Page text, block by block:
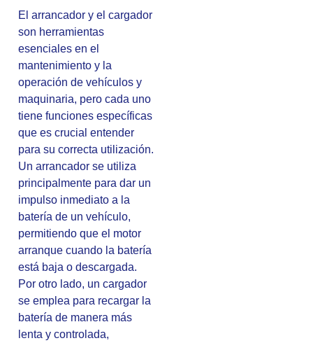
El arrancador y el cargador
son herramientas
esenciales en el
mantenimiento y la
operación de vehículos y
maquinaria, pero cada uno
tiene funciones específicas
que es crucial entender
para su correcta utilización.
Un arrancador se utiliza
principalmente para dar un
impulso inmediato a la
batería de un vehículo,
permitiendo que el motor
arranque cuando la batería
está baja o descargada.
Por otro lado, un cargador
se emplea para recargar la
batería de manera más
lenta y controlada,